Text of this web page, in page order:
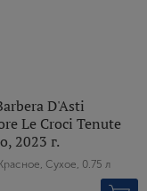
D'Asti
Le Croci Tenute
2023 г.
Сухое, 0.75 л